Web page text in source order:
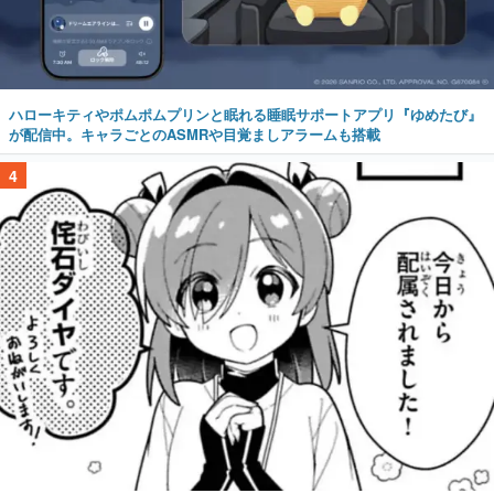
ハローキティやポムポムプリンと眠れる睡眠サポートアプリ『ゆめたび』
が配信中。キャラごとのASMRや目覚ましアラームも搭載
4